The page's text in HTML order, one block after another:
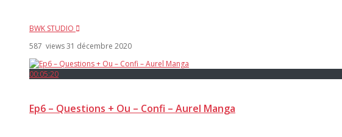
BWK STUDIO
587 views31 décembre 2020
00:05:20
Ep6 – Questions + Ou – Confi – Aurel Manga